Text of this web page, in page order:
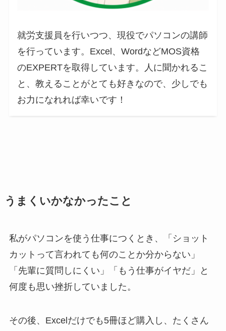
就労支援員を行いつつ、現役でパソコンの講師
を行っています。Excel、WordなどMOS資格
のEXPERTを取得しています。人に聞かれるこ
と、教えることがとても好きなので、少しでも
お力になれれば幸いです！
うまくいかなかったこと
私がパソコンを使う仕事につくとき、「ショット
カットって言われても何のことか分からない」
「先輩に質問しにくい」「もう仕事がイヤだ」と
何度も思い挫折していました。
その後、Excelだけでも5冊ほど購入し、たくさん